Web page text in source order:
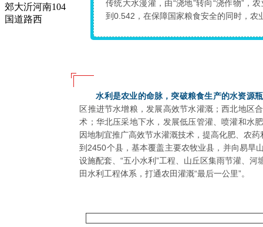
郊大沂河南104
国道路西
传统大水漫灌，由“浇地”转向“浇作物”，
到0.542，在保障国家粮食安全的同时，农
水利是农业的命脉，突破粮食生产的水资源
区推进节水增粮，发展高效节水灌溉；西北地区
术；华北压采地下水，发展低压管灌、喷灌和水
因地制宜推广高效节水灌溉技术，提高化肥、农
到2450个县，基本覆盖主要农牧业县，并向易旱
设施配套、“五小水利”工程、山丘区集雨节灌、
田水利工程体系，打通农田灌溉“最后一公里”。